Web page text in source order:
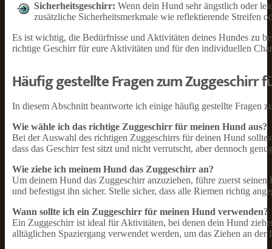
Sicherheitsgeschirr: Wenn dein Hund sehr ängstlich oder
zusätzliche Sicherheitsmerkmale wie reflektierende Streifen
Es ist wichtig, die Bedürfnisse und Aktivitäten deines Hundes zu
richtige Geschirr für eure Aktivitäten und für den individuellen
Häufig gestellte Fragen zum Zuggeschirr
In diesem Abschnitt beantworte ich einige häufig gestellte Fragen
Wie wähle ich das richtige Zuggeschirr für meinen Hund aus?
Bei der Auswahl des richtigen Zuggeschirrs für deinen Hund
dass das Geschirr fest sitzt und nicht verrutscht, aber dennoch
Wie ziehe ich meinem Hund das Zuggeschirr an?
Um deinem Hund das Zuggeschirr anzuziehen, führe zuerst
und befestigst ihn sicher. Stelle sicher, dass alle Riemen richtig
Wann sollte ich ein Zuggeschirr für meinen Hund verwenden?
Ein Zuggeschirr ist ideal für Aktivitäten, bei denen dein Hund
alltäglichen Spaziergang verwendet werden, um das Ziehen an